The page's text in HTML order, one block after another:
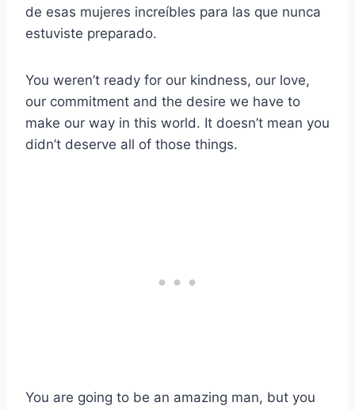
de esas mujeres increíbles para las que nunca
estuviste preparado.
You weren’t ready for our kindness, our love,
our commitment and the desire we have to
make our way in this world. It doesn’t mean you
didn’t deserve all of those things.
You are going to be an amazing man, but you